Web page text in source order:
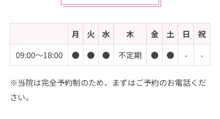
月 火 水 木 金 土 日
祝
09:00～18:00
● ● ● 不定期 ● ● - -
※当院は完全予約制のため、まずはご予約のお電話くだ
さい。